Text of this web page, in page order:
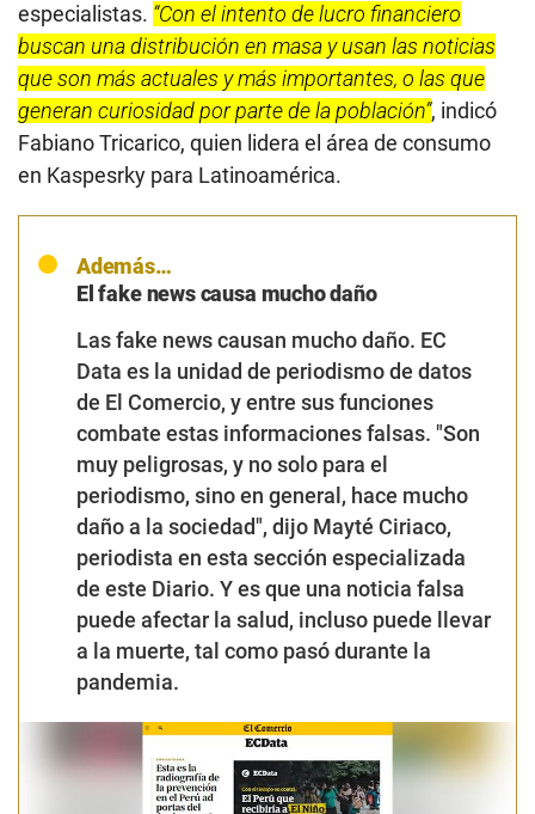
especialistas. “Con el intento de lucro financiero
buscan una distribución en masa y usan las noticias
que son más actuales y más importantes, o las que
generan curiosidad por parte de la población”, indicó
Fabiano Tricarico, quien lidera el área de consumo
en Kaspesrky para Latinoamérica.
Además…
El fake news causa mucho daño
Las fake news causan mucho daño. EC
Data es la unidad de periodismo de datos
de El Comercio, y entre sus funciones
combate estas informaciones falsas. "Son
muy peligrosas, y no solo para el
periodismo, sino en general, hace mucho
daño a la sociedad", dijo Mayté Ciriaco,
periodista en esta sección especializada
de este Diario. Y es que una noticia falsa
puede afectar la salud, incluso puede llevar
a la muerte, tal como pasó durante la
pandemia.